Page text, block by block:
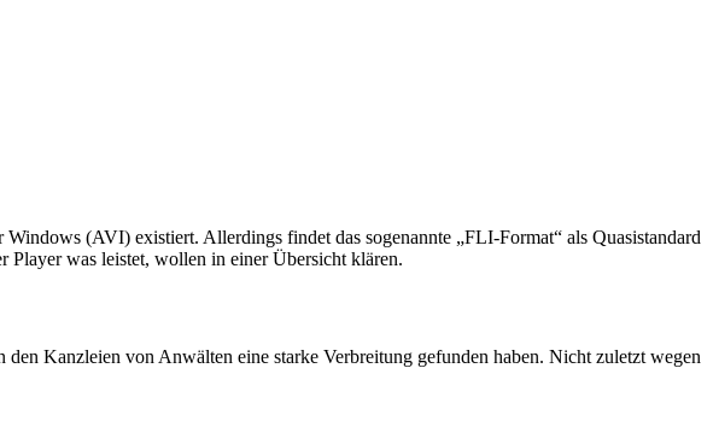
(AVI) existiert. Allerdings findet das sogenannte „FLI-Format“ als Quasistandard
Player was leistet, wollen in einer Übersicht klären.
Kanzleien von Anwälten eine starke Verbreitung gefunden haben. Nicht zuletzt wegen